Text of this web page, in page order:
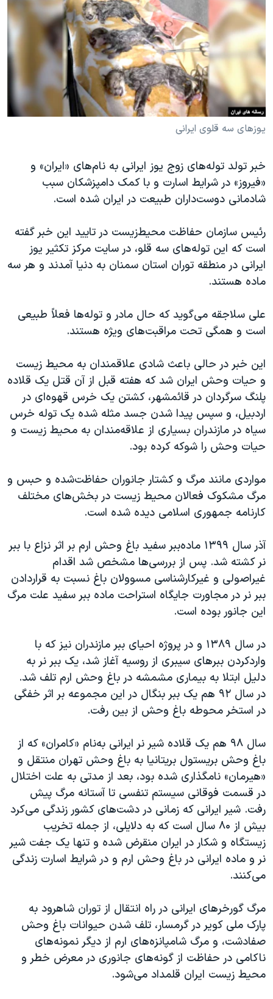
فرهنگ و زندگی
حقوق شهروندی
علم و فناوری
اسرائیل در جنگ
مستندها
انتخابات ریاست جمهوری آمریکا ۲۰۲۴
حمله جمهوری اسلامی به اسرائیل
رمز مهسا
ورزش زنان در ایران
تریبونال مردمی آبان ۹۸
دادگاه حمید نوری
قانون شفافیت دارائی کادر رهبری ایران
اعتراضات مردمی آبان ۹۸
همایش محافظه‌کاران آمریکا «سی‌پک»
سفر پرزیدنت ترامپ به چین
دنبال کنید
زبانهای مختلف
یوزهای سه قلوی ایرانی
خبر تولد توله‌های زوج یوز ایرانی به نام‌های «ایران» و
«فیروز» در شرایط اسارت و با کمک دامپزشکان سبب
شادمانی دوست‌داران طبیعت در ایران شده است.
رئیس سازمان حفاظت محیط‌زیست در تایید این خبر گفته
است که این توله‌های سه قلو، در سایت مرکز تکثیر یوز
ایرانی در منطقه توران استان سمنان به دنیا آمدند و هر سه
ماده هستند.
علی سلاجقه می‌گوید که حال مادر و توله‌ها فعلاً طبیعی
است و همگی تحت مراقبت‌های ویژه هستند.
این خبر در حالی باعث شادی علاقمندان به محیط زیست
و حیات وحش ایران شد که هفته قبل از آن قتل یک قلاده
پلنگ سرگردان در قائمشهر، کشتن یک خرس قهوه‌ای در
اردبیل، و سپس پیدا شدن جسد مثله شده یک توله خرس
سیاه در مازندران بسیاری از علاقه‌مندان به محیط زیست و
حیات وحش را شوکه کرده‌ بود.
مواردی مانند مرگ و کشتار جانوران حفاظت‌شده و حبس و
مرگ مشکوک فعالان محیط زیست در بخش‌های مختلف
کارنامه جمهوری اسلامی دیده شده است.
آذر سال ۱۳۹۹ ماده‌ببر سفید باغ وحش ارم بر اثر نزاع با ببر
نر کشته شد. پس از بررسی‌ها مشخص شد اقدام
غیراصولی و غیرکارشناسی مسوولان باغ نسبت به قراردادن
ببر نر در مجاورت جایگاه استراحت ماده‌ ببر سفید علت مرگ
این جانور بوده‌ است.
در سال ۱۳۸۹ و در پروژه احیای ببر مازندران نیز که با
واردکردن ببرهای سیبری از روسیه آغاز شد، یک ببر نر به
دلیل ابتلا به بیماری مشمشه در باغ وحش ارم تلف شد.
در سال ۹۲ هم یک ببر بنگال در این مجموعه بر اثر خفگی
در استخر محوطه باغ وحش از بین رفت.
سال ۹۸ هم یک قلاده شیر نر ایرانی به‌نام «کامران» که از
باغ وحش بریستول بریتانیا به باغ وحش تهران منتقل و
«هیرمان» نامگذاری شده بود، بعد از مدتی به علت اختلال
در قسمت فوقانی سیستم تنفسی تا آستانه مرگ پیش
رفت. شیر ایرانی که زمانی در دشت‌های کشور زندگی می‌کرد
بیش از ۸۰ سال است که به دلایلی، از جمله تخریب
زیستگاه و شکار در ایران منقرض شده و تنها یک جفت شیر
نر و ماده ایرانی در باغ‌ وحش‌ ارم و در شرایط اسارت زندگی
می‌کنند.
مرگ گورخرهای ایرانی در راه انتقال از توران شاهرود به
پارک ملی کویر در گرمسار، تلف شدن حیوانات باغ وحش
صفادشت، و مرگ شامپانزه‌های ارم از دیگر نمونه‌های
ناکامی در حفاظت از گونه‌های جانوری در معرض خطر و
محیط زیست ایران قلمداد می‌شود.